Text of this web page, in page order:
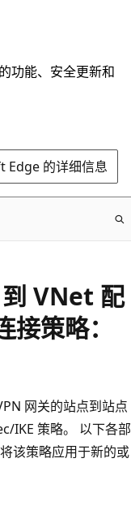
功能、安全更新和
的详细信息
VNet 配
策略：
网关的站点到站点
IKE 策略。 以下各部
该策略应用于新的或